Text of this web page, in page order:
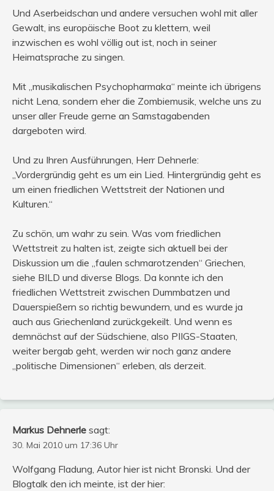
Und Aserbeidschan und andere versuchen wohl mit aller
Gewalt, ins europäische Boot zu klettern, weil
inzwischen es wohl völlig out ist, noch in seiner
Heimatsprache zu singen.
Mit „musikalischen Psychopharmaka“ meinte ich übrigens
nicht Lena, sondern eher die Zombiemusik, welche uns zu
unser aller Freude gerne an Samstagabenden
dargeboten wird.
Und zu Ihren Ausführungen, Herr Dehnerle:
„Vordergründig geht es um ein Lied. Hintergründig geht es
um einen friedlichen Wettstreit der Nationen und
Kulturen.“
Zu schön, um wahr zu sein. Was vom friedlichen
Wettstreit zu halten ist, zeigte sich aktuell bei der
Diskussion um die „faulen schmarotzenden“ Griechen,
siehe BILD und diverse Blogs. Da konnte ich den
friedlichen Wettstreit zwischen Dummbatzen und
Dauerspießern so richtig bewundern, und es wurde ja
auch aus Griechenland zurückgekeilt. Und wenn es
demnächst auf der Südschiene, also PIIGS-Staaten,
weiter bergab geht, werden wir noch ganz andere
„politische Dimensionen“ erleben, als derzeit.
Markus Dehnerle sagt:
30. Mai 2010 um 17:36 Uhr
Wolfgang Fladung, Autor hier ist nicht Bronski. Und der
Blogtalk den ich meinte, ist der hier: